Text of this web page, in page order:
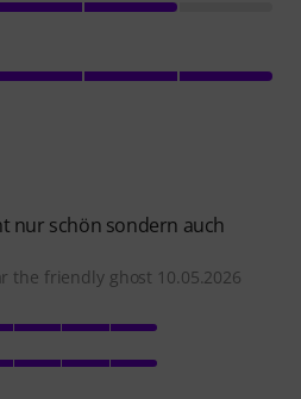
nur schön sondern auch
the friendly ghost 10.05.2026